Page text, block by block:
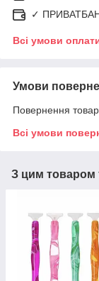
✓
Всі умови
Умови
Повернення
Всі умови
З цим товаром